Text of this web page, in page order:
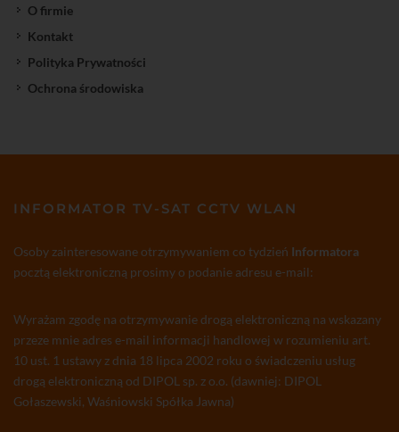
O firmie
Kontakt
Polityka Prywatności
Ochrona środowiska
INFORMATOR TV-SAT CCTV WLAN
Osoby zainteresowane otrzymywaniem co tydzień Informatora
pocztą elektroniczną prosimy o podanie adresu e-mail:
Wyrażam zgodę na otrzymywanie drogą elektroniczną na wskazany
przeze mnie adres e-mail informacji handlowej w rozumieniu art.
10 ust. 1 ustawy z dnia 18 lipca 2002 roku o świadczeniu usług
drogą elektroniczną od DIPOL sp. z o.o. (dawniej: DIPOL
Gołaszewski, Waśniowski Spółka Jawna)